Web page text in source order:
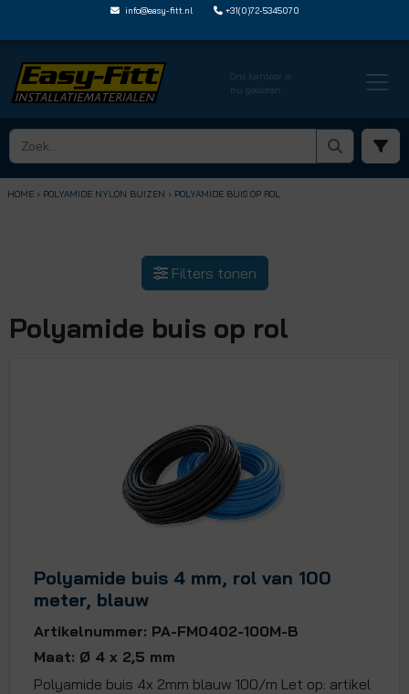
info@easy-fitt.nl +31(0)72-5345070
Ons kantoor is
nu gesloten
HOME › POLYAMIDE NYLON BUIZEN › POLYAMIDE BUIS OP ROL
Filters tonen
Polyamide buis op rol
Polyamide buis 4 mm, rol van 100
meter, blauw
Artikelnummer: PA-FM0402-100M-B
Maat: Ø 4 x 2,5 mm
Polyamide buis 4x 2mm blauw 100/m Let op: artikel